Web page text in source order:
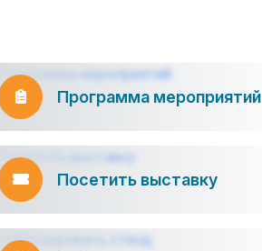
Программа мероприятий
Посетить выставку